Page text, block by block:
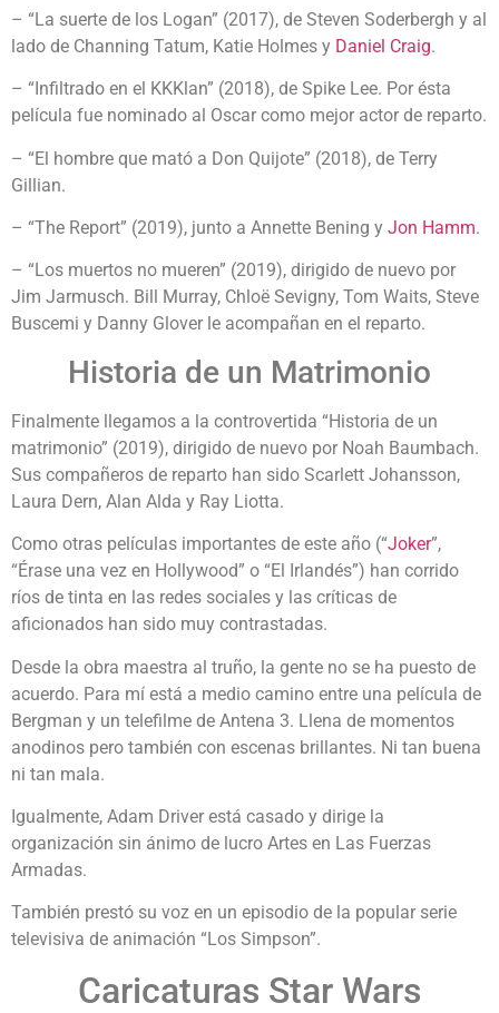
– “La suerte de los Logan” (2017), de Steven Soderbergh y al
lado de Channing Tatum, Katie Holmes y Daniel Craig.
– “Infiltrado en el KKKlan” (2018), de Spike Lee. Por ésta
película fue nominado al Oscar como mejor actor de reparto.
– “El hombre que mató a Don Quijote” (2018), de Terry
Gillian.
– “The Report” (2019), junto a Annette Bening y Jon Hamm.
– “Los muertos no mueren” (2019), dirigido de nuevo por
Jim Jarmusch. Bill Murray, Chloë Sevigny, Tom Waits, Steve
Buscemi y Danny Glover le acompañan en el reparto.
Historia de un Matrimonio
Finalmente llegamos a la controvertida “Historia de un
matrimonio” (2019), dirigido de nuevo por Noah Baumbach.
Sus compañeros de reparto han sido Scarlett Johansson,
Laura Dern, Alan Alda y Ray Liotta.
Como otras películas importantes de este año (“Joker”,
“Érase una vez en Hollywood” o “El Irlandés”) han corrido
ríos de tinta en las redes sociales y las críticas de
aficionados han sido muy contrastadas.
Desde la obra maestra al truño, la gente no se ha puesto de
acuerdo. Para mí está a medio camino entre una película de
Bergman y un telefilme de Antena 3. Llena de momentos
anodinos pero también con escenas brillantes. Ni tan buena
ni tan mala.
Igualmente, Adam Driver está casado y dirige la
organización sin ánimo de lucro Artes en Las Fuerzas
Armadas.
También prestó su voz en un episodio de la popular serie
televisiva de animación “Los Simpson”.
Caricaturas Star Wars